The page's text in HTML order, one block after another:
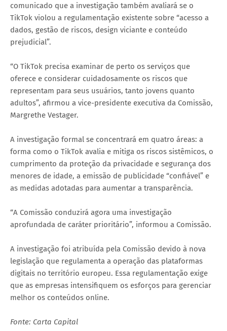
comunicado que a investigação também avaliará se o
TikTok violou a regulamentação existente sobre “acesso a
dados, gestão de riscos, design viciante e conteúdo
prejudicial”.
“O TikTok precisa examinar de perto os serviços que
oferece e considerar cuidadosamente os riscos que
representam para seus usuários, tanto jovens quanto
adultos”, afirmou a vice-presidente executiva da Comissão,
Margrethe Vestager.
A investigação formal se concentrará em quatro áreas: a
forma como o TikTok avalia e mitiga os riscos sistêmicos, o
cumprimento da proteção da privacidade e segurança dos
menores de idade, a emissão de publicidade “confiável” e
as medidas adotadas para aumentar a transparência.
“A Comissão conduzirá agora uma investigação
aprofundada de caráter prioritário”, informou a Comissão.
A investigação foi atribuída pela Comissão devido à nova
legislação que regulamenta a operação das plataformas
digitais no território europeu. Essa regulamentação exige
que as empresas intensifiquem os esforços para gerenciar
melhor os conteúdos online.
Fonte: Carta Capital